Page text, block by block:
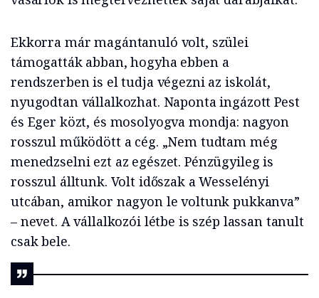
Ekkorra már magántanuló volt, szülei
támogatták abban, hogyha ebben a
rendszerben is el tudja végezni az iskolát,
nyugodtan vállalkozhat. Naponta ingázott Pest
és Eger közt, és mosolyogva mondja: nagyon
rosszul működött a cég. „Nem tudtam még
menedzselni ezt az egészet. Pénzügyileg is
rosszul álltunk. Volt időszak a Wesselényi
utcában, amikor nagyon le voltunk pukkanva”
– nevet. A vállalkozói létbe is szép lassan tanult
csak bele.